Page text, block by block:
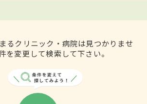
るクリニック・病院は見つかりませ
を変更して検索して下さい。